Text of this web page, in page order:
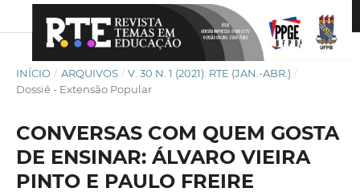
INÍCIO / ARQUIVOS / V. 30 N. 1 (2021): RTE (JAN.-ABR.) /
Dossiê - Extensão Popular
CONVERSAS COM QUEM GOSTA
DE ENSINAR: ÁLVARO VIEIRA
PINTO E PAULO FREIRE